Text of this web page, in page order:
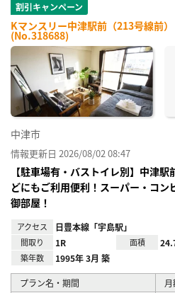
割引キャンペーン
Kマンスリー中津駅前（213号線前）
(No.318688)
中津市
情報更新日 2026/08/02 08:47
【駐車場有・バストイレ別】中津
どにもご利用便利！スーパー・コン
御部屋！
アクセス 日豊本線「宇島駅」
間取り 1R 面積
築年数 1995年 3月 築
プラン名・期間